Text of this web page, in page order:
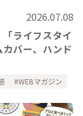
2026.07.08
ライフスタイ
バー、ハンド
WEBマガジン